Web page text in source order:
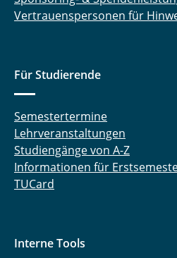
Vertrauenspersonen für
Für Studierende
Semestertermine
Lehrveranstaltungen
Studiengänge von A-Z
Informationen für
TUCard
Interne Tools